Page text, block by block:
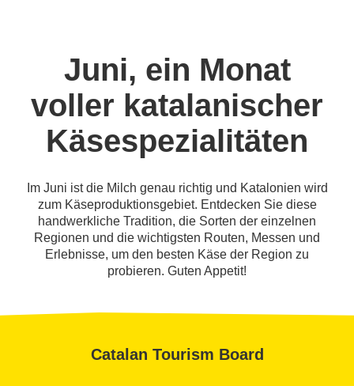
Juni, ein Monat
voller katalanischer
Käsespezialitäten
Im Juni ist die Milch genau richtig und Katalonien wird
zum Käseproduktionsgebiet. Entdecken Sie diese
handwerkliche Tradition, die Sorten der einzelnen
Regionen und die wichtigsten Routen, Messen und
Erlebnisse, um den besten Käse der Region zu
probieren. Guten Appetit!
Catalan Tourism Board